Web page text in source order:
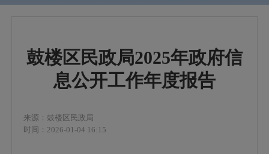
鼓楼区民政局2025年政府信
息公开工作年度报告
来源：鼓楼区民政局
时间：2026-01-04 16:15